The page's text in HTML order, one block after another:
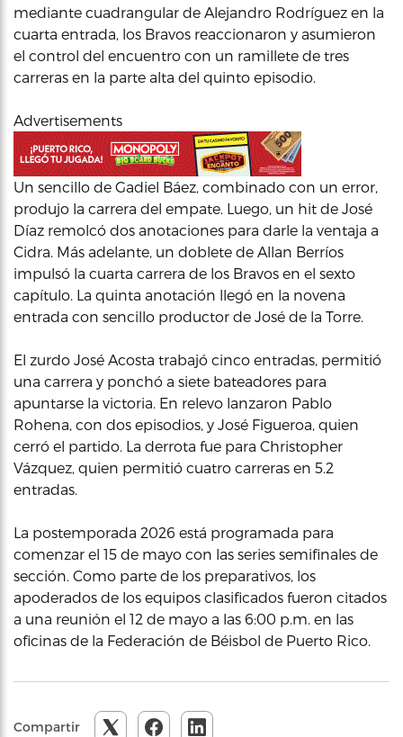
mediante cuadrangular de Alejandro Rodríguez en la
cuarta entrada, los Bravos reaccionaron y asumieron
el control del encuentro con un ramillete de tres
carreras en la parte alta del quinto episodio.
Advertisements
Un sencillo de Gadiel Báez, combinado con un error,
produjo la carrera del empate. Luego, un hit de José
Díaz remolcó dos anotaciones para darle la ventaja a
Cidra. Más adelante, un doblete de Allan Berríos
impulsó la cuarta carrera de los Bravos en el sexto
capítulo. La quinta anotación llegó en la novena
entrada con sencillo productor de José de la Torre.
El zurdo José Acosta trabajó cinco entradas, permitió
una carrera y ponchó a siete bateadores para
apuntarse la victoria. En relevo lanzaron Pablo
Rohena, con dos episodios, y José Figueroa, quien
cerró el partido. La derrota fue para Christopher
Vázquez, quien permitió cuatro carreras en 5.2
entradas.
La postemporada 2026 está programada para
comenzar el 15 de mayo con las series semifinales de
sección. Como parte de los preparativos, los
apoderados de los equipos clasificados fueron citados
a una reunión el 12 de mayo a las 6:00 p.m. en las
oficinas de la Federación de Béisbol de Puerto Rico.
Compartir